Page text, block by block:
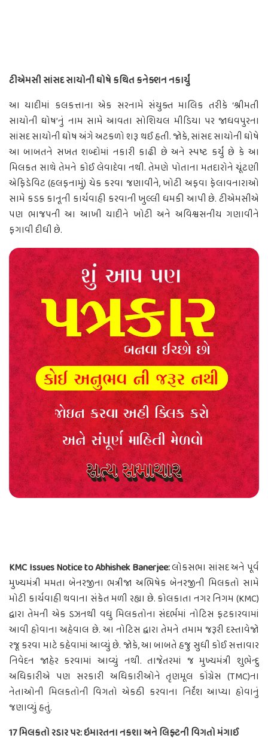
ટીએમસી સાંસદ સાયોની ઘોષે કથિત કનેક્શન નકાર્યું
આ યાદીમાં કલકત્તાના એક સરનામે સંયુક્ત માલિક તરીકે ‘શ્રીમતી
સાયોની ઘોષ’નું નામ સામે આવતા સોશિયલ મીડિયા પર જાધવપુરના
સાંસદ સાયોની ઘોષ અંગે અટકળો શરૂ થઈ હતી. જોકે, સાંસદ સાયોની ઘોષે
આ બાબતને સખત શબ્દોમાં નકારી કાઢી છે અને સ્પષ્ટ કર્યું છે કે આ
મિલકત સાથે તેમને કોઈ લેવાદેવા નથી. તેમણે પોતાના મતદારોને ચૂંટણી
એફિડેવિટ (હલફનામું) ચેક કરવા જણાવીને, ખોટી અફવા ફેલાવનારાઓ
સામે કડક કાનૂની કાર્યવાહી કરવાની ખુલ્લી ધમકી આપી છે. ટીએમસીએ
પણ ભાજપની આ આખી યાદીને ખોટી અને અવિશ્વસનીય ગણાવીને
ફગાવી દીધી છે.
KMC Issues Notice to Abhishek Banerjee:લોકસભા સાંસદ અને પૂર્વ
મુખ્યમંત્રી મમતા બેનરજીના ભત્રીજા અભિષેક બેનરજીની મિલકતો સામે
મોટી કાર્યવાહી થવાના સંકેત મળી રહ્યા છે. કોલકાતા નગર નિગમ (KMC)
દ્વારા તેમની એક ડઝનથી વધુ મિલકતોના સંદર્ભમાં નોટિસ ફટકારવામાં
આવી હોવાના અહેવાલ છે. આ નોટિસ દ્વારા તેમને તમામ જરૂરી દસ્તાવેજો
રજૂ કરવા માટે કહેવામાં આવ્યું છે. જોકે, આ બાબતે હજુ સુધી કોઈ સત્તાવાર
નિવેદન જાહેર કરવામાં આવ્યું નથી. તાજેતરમાં જ મુખ્યમંત્રી શુભેન્દુ
અધિકારીએ પણ સરકારી અધિકારીઓને તૃણમૂલ કોંગ્રેસ (TMC)ના
નેતાઓની મિલકતોની વિગતો એકઠી કરવાના નિર્દેશ આપ્યા હોવાનું
જણાવ્યું હતું.
17 મિલકતો રડાર પર: ઇમારતના નકશા અને લિફ્ટની વિગતો મંગાઈ